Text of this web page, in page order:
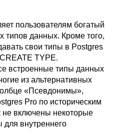
пользователям богатый
типов данных. Кроме того,
свои типы в Postgres
CREATE TYPE.
встроенные типы данных
из альтернативных
«Псевдонимы»,
Pro по историческим
не включены некоторые
внутреннего